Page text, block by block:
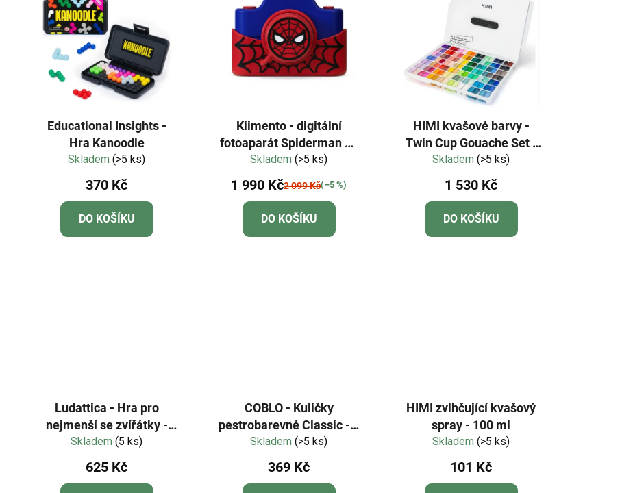
Educational Insights -
Hra Kanoodle
Skladem(>5 ks)
370 Kč
DO KOŠÍKU
Kiimento - digitální
fotoaparát Spiderman 32
Mp
Skladem(>5 ks)
1 990 Kč2 099 Kč(–5 %)
DO KOŠÍKU
HIMI kvašové barvy -
Twin Cup Gouache Set -
112 Colours - white
Edition
Skladem(>5 ks)
1 530 Kč
DO KOŠÍKU
Ludattica - Hra pro
nejmenší se zvířátky -
Safari
Skladem(5 ks)
625 Kč
COBLO - Kuličky
pestrobarevné Classic - 6
kusů
Skladem(>5 ks)
369 Kč
HIMI zvlhčující kvašový
spray - 100 ml
Skladem(>5 ks)
101 Kč